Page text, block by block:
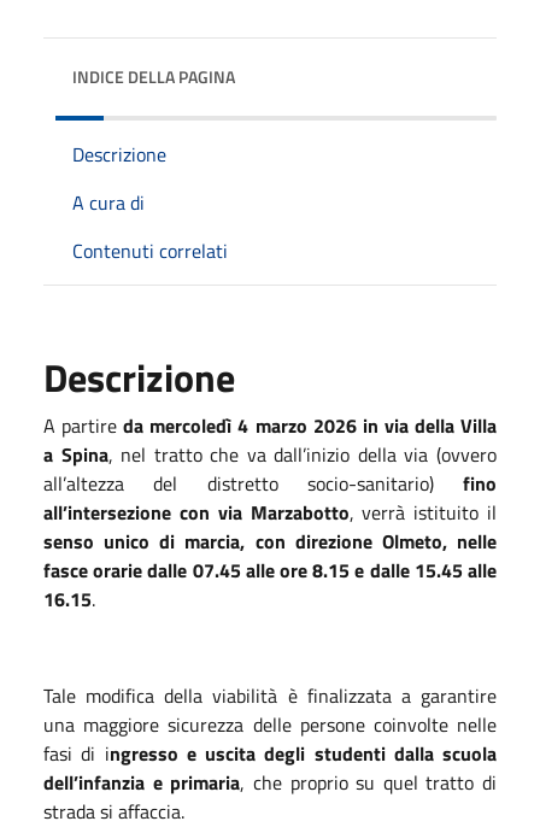
INDICE DELLA PAGINA
Descrizione
A cura di
Contenuti correlati
Descrizione
A partireda mercoledì 4 marzo 2026 in via della Villa
a Spina, nel tratto che va dall’inizio della via (ovvero
all’altezza del distretto socio-sanitario) fino
all’intersezione con via Marzabotto, verrà istituito il
senso unico di marcia, con direzione Olmeto, nelle
fasce orarie dalle 07.45 alle ore 8.15 e dalle 15.45 alle
16.15.
Tale modifica della viabilità è finalizzata a garantire
una maggiore sicurezza delle persone coinvolte nelle
fasi di ingresso e uscita degli studenti dalla scuola
dell’infanzia e primaria, che proprio su quel tratto di
strada si affaccia.